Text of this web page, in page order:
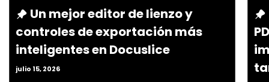
Un mejor editor de lienzo y
controles de exportación más
inteligentes en Docuslice
julio 15, 2026